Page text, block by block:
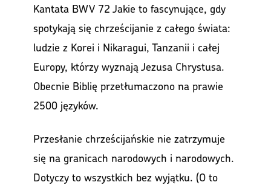
Kantata BWV 72 Jakie to fascynujące, gdy
spotykają się chrześcijanie z całego świata:
ludzie z Korei i Nikaragui, Tanzanii i całej
Europy, którzy wyznają Jezusa Chrystusa.
Obecnie Biblię przetłumaczono na prawie
2500 języków.
Przesłanie chrześcijańskie nie zatrzymuje
się na granicach narodowych i narodowych.
Dotyczy to wszystkich bez wyjątku. (O to